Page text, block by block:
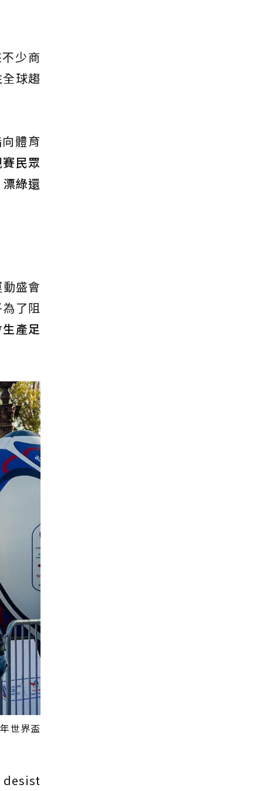
少商
球趨
體育
民眾
綠還
盛會
了阻
產足
世界盃
desist